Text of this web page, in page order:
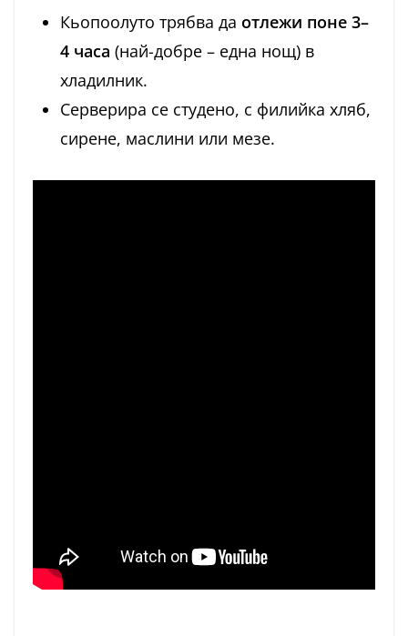
Кьопоолуто трябва да отлежи поне 3–
4 часа (най-добре – една нощ) в
хладилник.
Серверира се студено, с филийка хляб,
сирене, маслини или мезе.